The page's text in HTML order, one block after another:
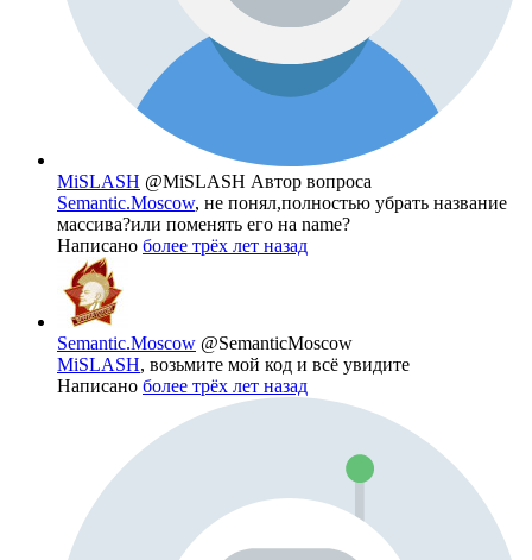
MiSLASH @MiSLASH Автор вопроса
Semantic.Moscow, не понял,полностью убрать название
массива?или поменять его на name?
Написано более трёх лет назад
Semantic.Moscow @SemanticMoscow
MiSLASH, возьмите мой код и всё увидите
Написано более трёх лет назад